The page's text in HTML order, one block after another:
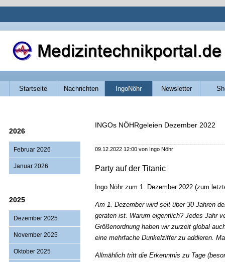
Navigation
überspringen
Startseite Nachrichten IngoNöhr Newsletter
2026
Februar 2026
Januar 2026
2025
Dezember 2025
November 2025
Oktober 2025
INGOs NÖHRgeleien Dezember 2022
09.12.2022 12:00 von Ingo Nöhr
Party auf der Titanic
Ingo Nöhr zum 1. Dezember 2022 (zum
Am 1. Dezember wird seit über 30 Jahren
geraten ist. Warum eigentlich? Jedes Jahr
Größenordnung haben wir zurzeit global
eine mehrfache Dunkelziffer zu addieren.
Allmählich tritt die Erkenntnis zu Tage